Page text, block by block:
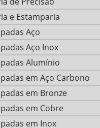
e Estamparia
Aço
Aço Inox
Alumínio
em Aço Carbono
em Bronze
em Cobre
em Inox